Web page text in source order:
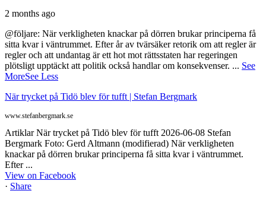
2 months ago
@följare: När verkligheten knackar på dörren brukar principerna få
sitta kvar i väntrummet. Efter år av tvärsäker retorik om att regler är
regler och att undantag är ett hot mot rättsstaten har regeringen
plötsligt upptäckt att politik också handlar om konsekvenser. ... See
MoreSee Less
När trycket på Tidö blev för tufft | Stefan Bergmark
www.stefanbergmark.se
Artiklar När trycket på Tidö blev för tufft 2026-06-08 Stefan
Bergmark Foto: Gerd Altmann (modifierad) När verkligheten
knackar på dörren brukar principerna få sitta kvar i väntrummet.
Efter ...
View on Facebook
· Share